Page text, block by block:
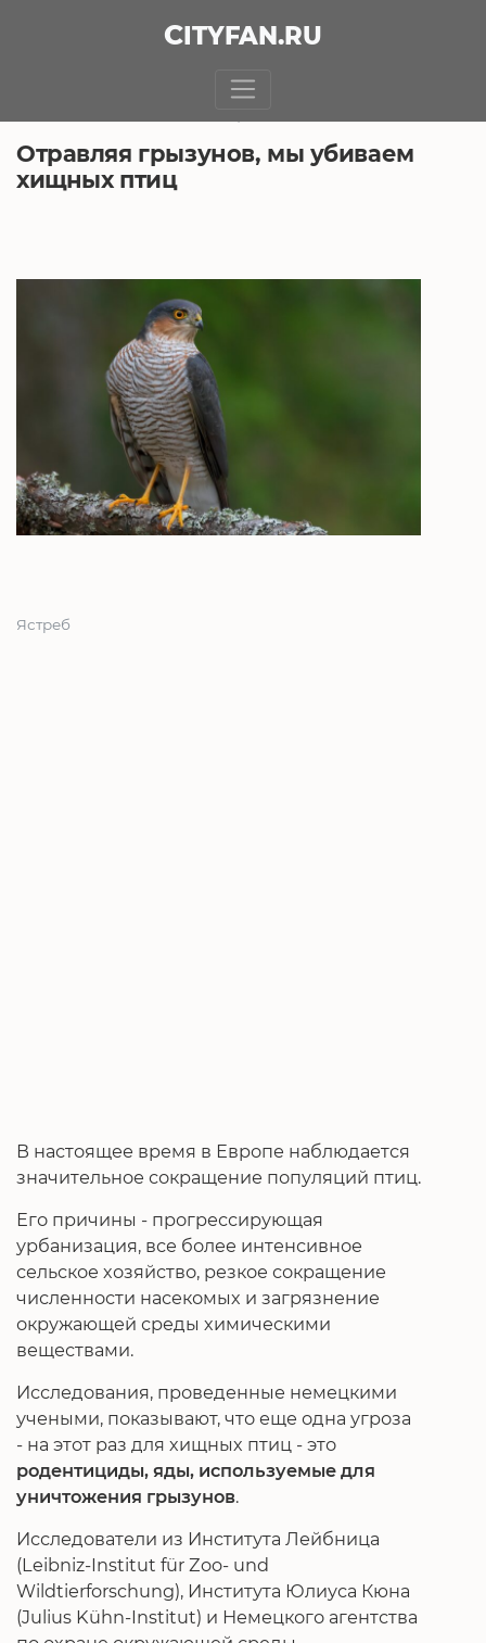
CITYFAN.RU
Отравляя грызунов, мы убиваем
хищных птиц
Ястреб
В настоящее время в Европе наблюдается
значительное сокращение популяций птиц.
Его причины - прогрессирующая
урбанизация, все более интенсивное
сельское хозяйство, резкое сокращение
численности насекомых и загрязнение
окружающей среды химическими
веществами.
Исследования, проведенные немецкими
учеными, показывают, что еще одна угроза
- на этот раз для хищных птиц - это
родентициды, яды, используемые для
уничтожения грызунов.
Исследователи из Института Лейбница
(Leibniz-Institut für Zoo- und
Wildtierforschung), Института Юлиуса Кюна
(Julius Kühn-Institut) и Немецкого агентства